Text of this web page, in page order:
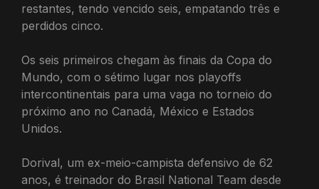
restantes, tendo vencido seis, empatando três e
perdidos cinco.
Os seis primeiros chegam às finais da Copa do
Mundo, com o sétimo lugar nos playoffs
intercontinentais para uma vaga no torneio do
próximo ano no Canadá, México e Estados
Unidos.
Dorival, um ex-meio-campista defensivo de 62
anos, é treinador do Brasil National Team desde